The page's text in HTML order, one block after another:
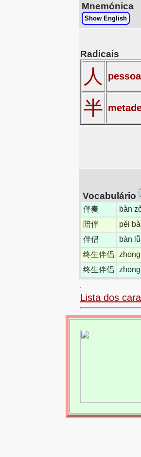
Mnemónica
Show English
Radicais
人 pessoa
半
Vocabulário
伴奏 bàn
陪伴
péi
伴侣
bàn lǚ
终生伴侣
终生伴侣
Lista dos